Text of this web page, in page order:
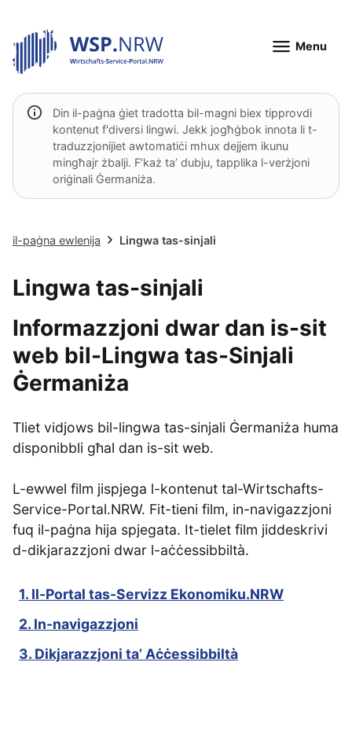
Menu
Din il-paġna ġiet tradotta bil-magni biex tipprovdi
kontenut f'diversi lingwi. Jekk jogħġbok innota li t-
traduzzjonijiet awtomatiċi mhux dejjem ikunu
mingħajr żbalji. F’każ ta’ dubju, tapplika l-verżjoni
oriġinali Ġermaniża.
il-paġna ewlenija Lingwa tas-sinjali
Lingwa tas-sinjali
Informazzjoni dwar dan is-sit
web bil-Lingwa tas-Sinjali
Ġermaniża
Tliet vidjows bil-lingwa tas-sinjali Ġermaniża huma
disponibbli għal dan is-sit web.
L-ewwel film jispjega l-kontenut tal-Wirtschafts-
Service-Portal.NRW. Fit-tieni film, in-navigazzjoni
fuq il-paġna hija spjegata. It-tielet film jiddeskrivi
d-dikjarazzjoni dwar l-aċċessibbiltà.
1. Il-Portal tas-Servizz Ekonomiku.NRW
2. In-navigazzjoni
3. Dikjarazzjoni ta’ Aċċessibbiltà